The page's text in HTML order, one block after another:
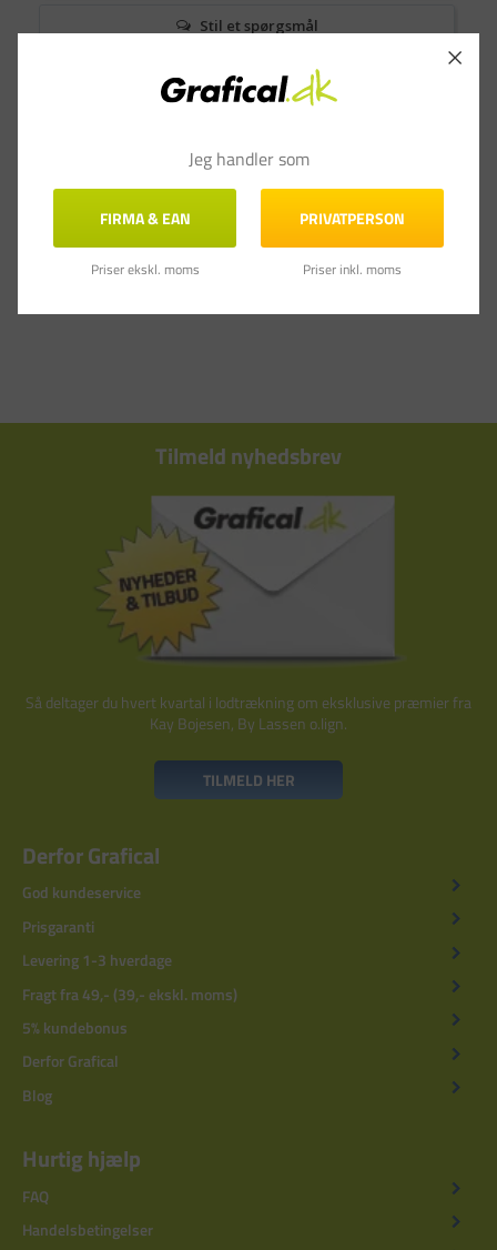
Stil et spørgsmål
Spørgsmål & Svar
Tilmeld nyhedsbrev
Så deltager du hvert kvartal i lodtrækning om eksklusive præmier fra
Kay Bojesen, By Lassen o.lign.
TILMELD HER
Derfor Grafical
God kundeservice
Prisgaranti
Levering 1-3 hverdage
Fragt fra 49,- (39,- ekskl. moms)
5% kundebonus
Derfor Grafical
Blog
Hurtig hjælp
FAQ
Handelsbetingelser
Jeg handler som
FIRMA & EAN
Priser ekskl. moms
PRIVATPERSON
Priser inkl. moms